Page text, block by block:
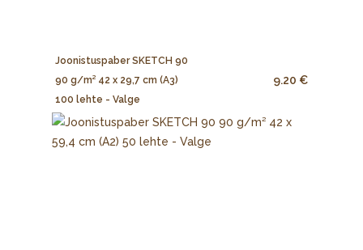
Joonistuspaber SKETCH 90
90 g/m² 42 x 29,7 cm (A3)
100 lehte - Valge
9.20 €